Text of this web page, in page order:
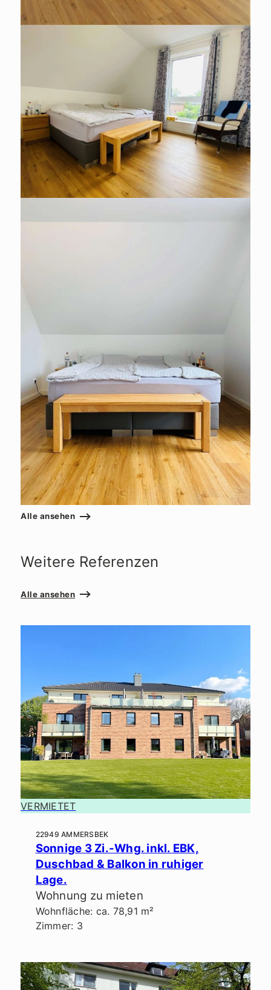
Alle ansehen
Weitere Referenzen
Alle ansehen
VERMIETET
22949 AMMERSBEK
Sonnige 3 Zi.-Whg. inkl. EBK,
Duschbad & Balkon in ruhiger
Lage.
Wohnung zu mieten
Wohnfläche: ca. 78,91 m²
Zimmer: 3